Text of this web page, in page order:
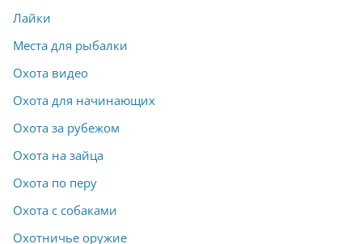
Лайки
Места для рыбалки
Охота видео
Охота для начинающих
Охота за рубежом
Охота на зайца
Охота по перу
Охота с собаками
Охотничье оружие